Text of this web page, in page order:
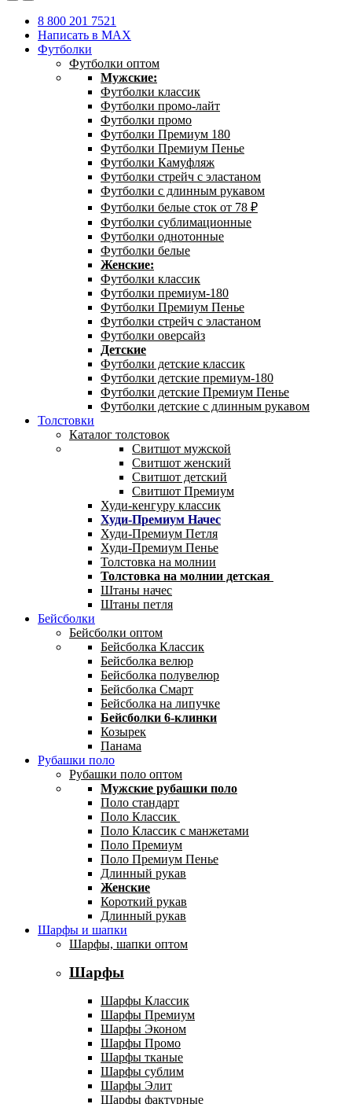
8 800 201 7521
Написать в MAX
Футболки
Футболки оптом
Мужские:
Футболки классик
Футболки промо-лайт
Футболки промо
Футболки Премиум 180
Футболки Премиум Пенье
Футболки Камуфляж
Футболки стрейч с эластаном
Футболки с длинным рукавом
Футболки белые сток от 78 ₽
Футболки сублимационные
Футболки однотонные
Футболки белые
Женские:
Футболки классик
Футболки премиум-180
Футболки Премиум Пенье
Футболки стрейч с эластаном
Футболки оверсайз
Детские
Футболки детские классик
Футболки детские премиум-180
Футболки детские Премиум Пенье
Футболки детские с длинным рукавом
Толстовки
Каталог толстовок
Свитшот мужской
Свитшот женский
Свитшот детский
Свитшот Премиум
Худи-кенгуру классик
Худи-Премиум Начес
Худи-Премиум Петля
Худи-Премиум Пенье
Толстовка на молнии
Толстовка на молнии детская
Штаны начес
Штаны петля
Бейсболки
Бейсболки оптом
Бейсболка Классик
Бейсболка велюр
Бейсболка полувелюр
Бейсболка Смарт
Бейсболка на липучке
Бейсболки 6-клинки
Козырек
Панама
Рубашки поло
Рубашки поло оптом
Мужские рубашки поло
Поло стандарт
Поло Классик
Поло Классик с манжетами
Поло Премиум
Поло Премиум Пенье
Длинный рукав
Женские
Короткий рукав
Длинный рукав
Шарфы и шапки
Шарфы, шапки оптом
Шарфы
Шарфы Классик
Шарфы Премиум
Шарфы Эконом
Шарфы Промо
Шарфы тканые
Шарфы сублим
Шарфы Элит
Шарфы фактурные